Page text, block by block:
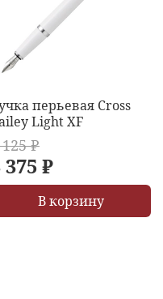
перьевая Cross
Light XF
₽
375 ₽
В корзину